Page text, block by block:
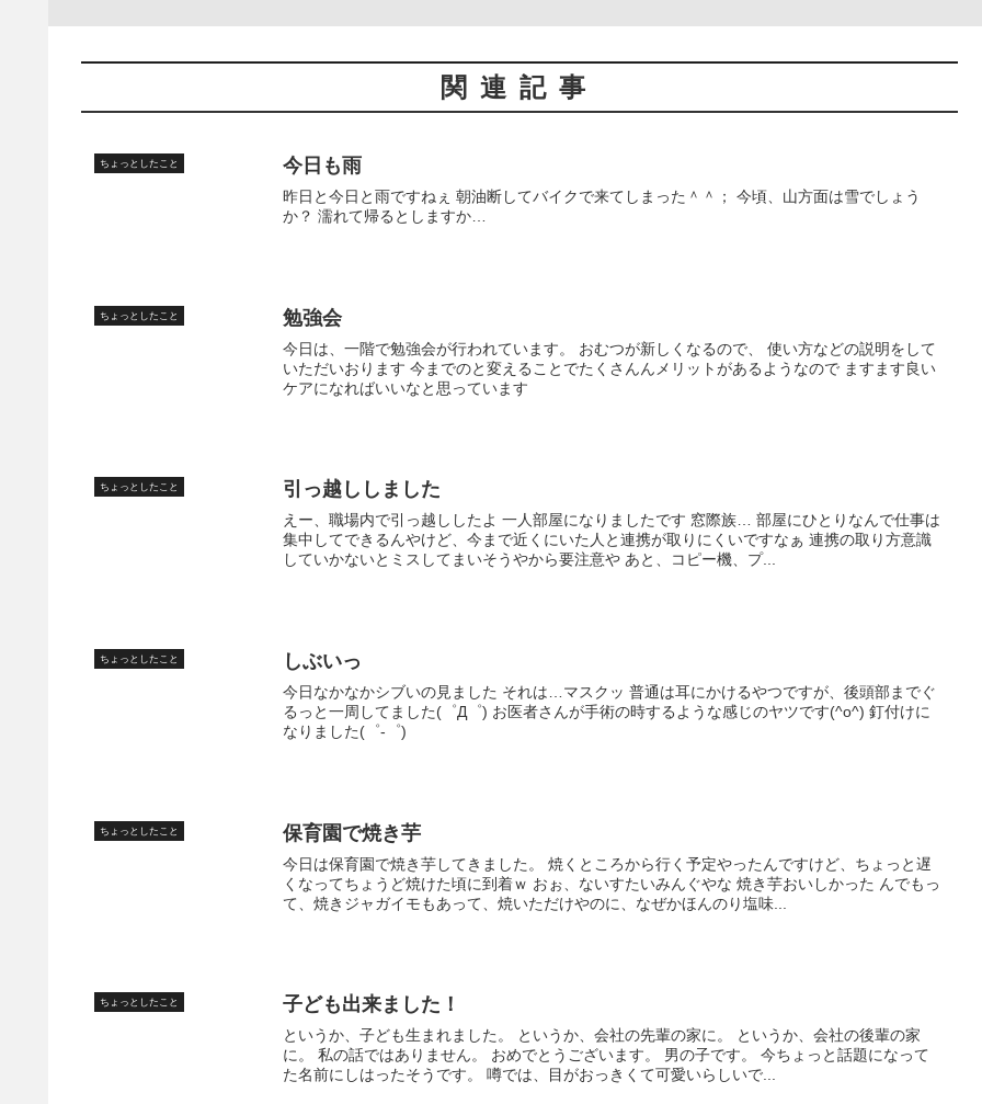
関連記事
ちょっとしたこと 今日も雨
昨日と今日と雨ですねぇ 朝油断してバイクで来てしまった＾＾； 今頃、山方面は雪でしょう
か？ 濡れて帰るとしますか…
ちょっとしたこと 勉強会
今日は、一階で勉強会が行われています。 おむつが新しくなるので、 使い方などの説明をして
いただいおります 今までのと変えることでたくさんんメリットがあるようなので ますます良い
ケアになればいいなと思っています
ちょっとしたこと 引っ越ししました
えー、職場内で引っ越ししたよ 一人部屋になりましたです 窓際族… 部屋にひとりなんで仕事は
集中してできるんやけど、今まで近くにいた人と連携が取りにくいですなぁ 連携の取り方意識
していかないとミスしてまいそうやから要注意や あと、コピー機、プ...
ちょっとしたこと しぶいっ
今日なかなかシブいの見ました それは…マスクッ 普通は耳にかけるやつですが、後頭部までぐ
るっと一周してました(゜Д゜) お医者さんが手術の時するような感じのヤツです(^o^) 釘付けに
なりました(゜-゜)
ちょっとしたこと 保育園で焼き芋
今日は保育園で焼き芋してきました。 焼くところから行く予定やったんですけど、ちょっと遅
くなってちょうど焼けた頃に到着ｗ おぉ、ないすたいみんぐやな 焼き芋おいしかった んでもっ
て、焼きジャガイモもあって、焼いただけやのに、なぜかほんのり塩味...
ちょっとしたこと 子ども出来ました！
というか、子ども生まれました。 というか、会社の先輩の家に。 というか、会社の後輩の家
に。 私の話ではありません。 おめでとうございます。 男の子です。 今ちょっと話題になって
た名前にしはったそうです。 噂では、目がおっきくて可愛いらしいで...